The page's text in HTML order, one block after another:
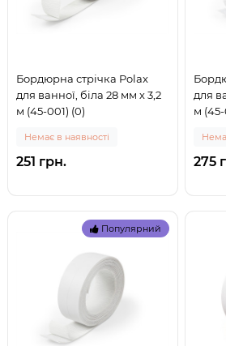
Бордюрна стрічка Polax
для ванної, біла 28 мм х 3,2
м (45-001) (0)
Немає в наявності
251 грн.
для
м
275
Популярний